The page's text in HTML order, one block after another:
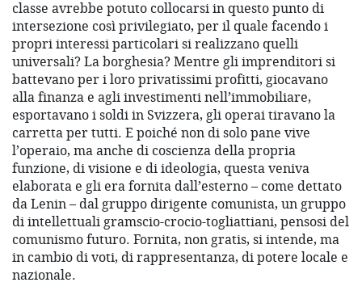
classe avrebbe potuto collocarsi in questo punto di
intersezione così privilegiato, per il quale facendo i
propri interessi particolari si realizzano quelli
universali? La borghesia? Mentre gli imprenditori si
battevano per i loro privatissimi profitti, giocavano
alla finanza e agli investimenti nell’immobiliare,
esportavano i soldi in Svizzera, gli operai tiravano la
carretta per tutti. E poiché non di solo pane vive
l’operaio, ma anche di coscienza della propria
funzione, di visione e di ideologia, questa veniva
elaborata e gli era fornita dall’esterno – come dettato
da Lenin – dal gruppo dirigente comunista, un gruppo
di intellettuali gramscio-crocio-togliattiani, pensosi del
comunismo futuro. Fornita, non gratis, si intende, ma
in cambio di voti, di rappresentanza, di potere locale e
nazionale.